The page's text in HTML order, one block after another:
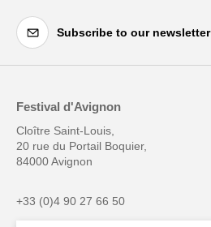
Subscribe to our newsletter
Festival d'Avignon
Cloître Saint-Louis,
20 rue du Portail Boquier,
84000 Avignon
+33 (0)4 90 27 66 50